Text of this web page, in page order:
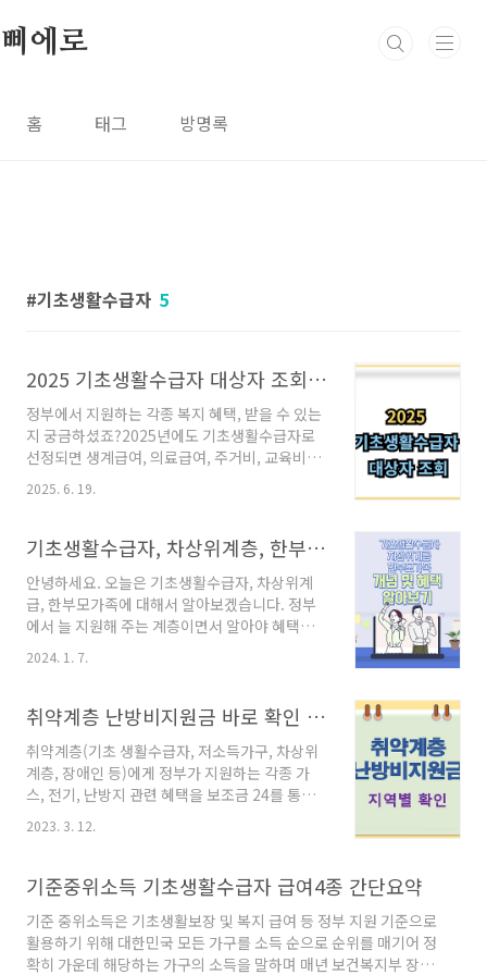
삐에로
홈 태그 방명록
기초생활수급자 5
2025 기초생활수급자 대상자 조회, 이렇게 하면 됩니다
정부에서 지원하는 각종 복지 혜택, 받을 수 있는
지 궁금하셨죠?2025년에도 기초생활수급자로
선정되면 생계급여, 의료급여, 주거비, 교육비뿐
아니라에너지바우처, 감면 혜택 등 다양한 복지
서비스를 받을 수 있습니다.그렇다면, 어떻게 기
✅ 기초생활수급자란?기초생활수급자는 국민기
초생활보장법에 따라 소득과 재산이 일정 기준
이하인 가구에정부가 생계, 의료, 주거, 교육 등
기본적인 생활을 지원하는 제도입니다.📌 기초생
활수급자 조회 방법 5가지정부24 홈페이지‘국민
기초생활수급자 증명서’ 발급 가능공동인증서 로
는 저소득층 정보조회 기능 활용주민센터 방문주
소지 관할 읍·면·동 행..
2025. 6. 19.
기초생활수급자, 차상위계층, 한부모가족 개념과 조건 알아보기!!
안녕하세요. 오늘은 기초생활수급자, 차상위계
급, 한부모가족에 대해서 알아보겠습니다. 정부
에서 늘 지원해 주는 계층이면서 알아야 혜택을
받을 수 있으니 개념과 조건에 대해서 알아보겠
습니다. 꼭 아래내용을 확인하시고 조건이 맞으
자란 무엇인가? 기초생활수급자란 경제적으로
주기 위하여 정부나 지자체에서 지원하는 제도입
니다. 재정적 어려움을 겪고 있는 가정이나 개인
에게 지원해 주는 목적에 만들어졌습니다. 소득
인정액이 중위소득 30~50% 이하로 최저 생계비
소득/장애 정도에 따라 금액이 나릅니다. 생계급
여란 수급자에게 옷, 음식, ..
2024. 1. 7.
취약계층 난방비지원금 바로 확인 기초생활수급자 저소득가구 차상위계층
취약계층(기초 생활수급자, 저소득가구, 차상위
계층, 장애인 등)에게 정부가 지원하는 각종 가
스, 전기, 난방지 관련 혜택을 보조금 24를 통해
쉽게 확인할 수 있습니다. 간단하게 요약하였으
므로 끝까지 정독하셔서 혜택사항을 참고하시길
위소득 기초생활수급자 급여4종 간단 요약 기준
중위소득 기초생활수급자 급여4종 간단요약 기
준 중위소득은 기초생활보장 및 복지 급여 등 정
부 지원 기준으로 활용하기 위해 대한민국 모든
가구를 소득 순으로 순위를 매기어 정확히 가운
2023. 3. 12.
기준중위소득 기초생활수급자 급여4종 간단요약
기준 중위소득은 기초생활보장 및 복지 급여 등 정부 지원 기준으로
활용하기 위해 대한민국 모든 가구를 소득 순으로 순위를 매기어 정
확히 가운데 해당하는 가구의 소득을 말하며 매년 보건복지부 장관